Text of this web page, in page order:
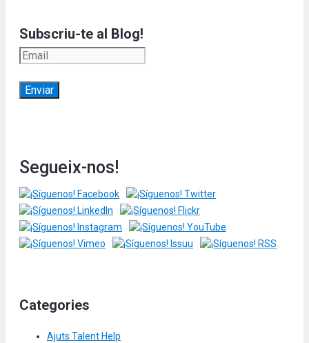
Subscriu-te al Blog!
Segueix-nos!
Categories
Ajuts Talent Help